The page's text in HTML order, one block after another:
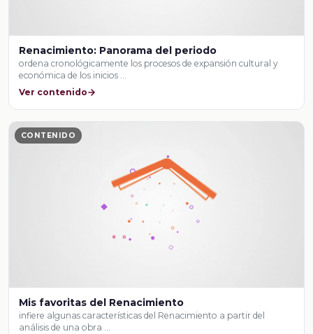
Renacimiento: Panorama del periodo
ordena cronológicamente los procesos de expansión cultural y
económica de los inicios …
Ver contenido
CONTENIDO
Mis favoritas del Renacimiento
infiere algunas características del Renacimiento a partir del
análisis de una obra …